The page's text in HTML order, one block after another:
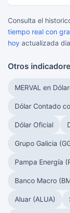
Consulta el
tiempo real con
hoy actualizada
Otros
MERVAL en
Dólar Contado
Dólar Oficial
Grupo Galicia
Pampa Energía
Banco Macro
Aluar (ALUA)